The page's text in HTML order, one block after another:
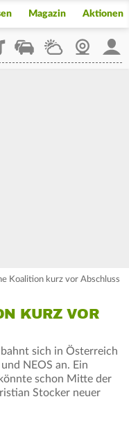
Magazin Aktionen
StaupilotWetterWebcam
Koalition kurz vor Abschluss
KURZ VOR
sich in Österreich
NEOS an. Ein
schon Mitte der
Stocker neuer